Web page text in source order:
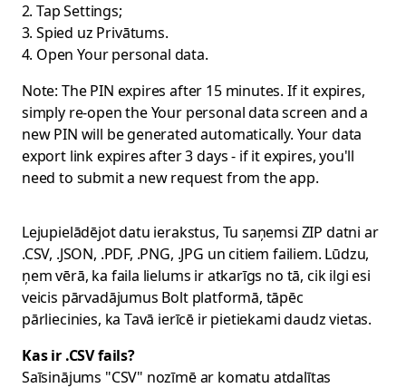
Tap Settings;
Spied uz Privātums.
Open Your personal data.
Note: The PIN expires after 15 minutes. If it expires,
simply re-open the Your personal data screen and a
new PIN will be generated automatically. Your data
export link expires after 3 days - if it expires, you'll
need to submit a new request from the app.
Lejupielādējot datu ierakstus, Tu saņemsi ZIP datni ar
.CSV, .JSON, .PDF, .PNG, .JPG un citiem failiem. Lūdzu,
ņem vērā, ka faila lielums ir atkarīgs no tā, cik ilgi esi
veicis pārvadājumus Bolt platformā, tāpēc
pārliecinies, ka Tavā ierīcē ir pietiekami daudz vietas.
Kas ir .CSV fails?
Saīsinājums "CSV" nozīmē ar komatu atdalītas